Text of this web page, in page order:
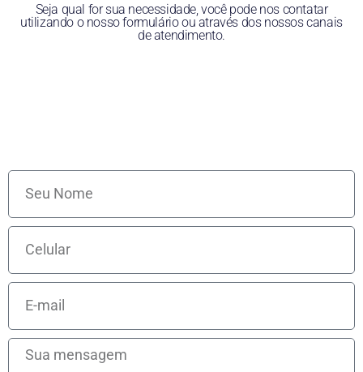
Seja qual for sua necessidade, você pode nos contatar
utilizando o nosso formulário ou através dos nossos canais
de atendimento.